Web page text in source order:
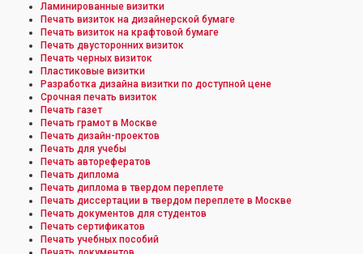
Ламинированные визитки
Печать визиток на дизайнерской бумаге
Печать визиток на крафтовой бумаге
Печать двусторонних визиток
Печать черных визиток
Пластиковые визитки
Разработка дизайна визитки по доступной цене
Срочная печать визиток
Печать газет
Печать грамот в Москве
Печать дизайн-проектов
Печать для учебы
Печать авторефератов
Печать диплома
Печать диплома в твердом переплете
Печать диссертации в твердом переплете в Москве
Печать документов для студентов
Печать сертификатов
Печать учебных пособий